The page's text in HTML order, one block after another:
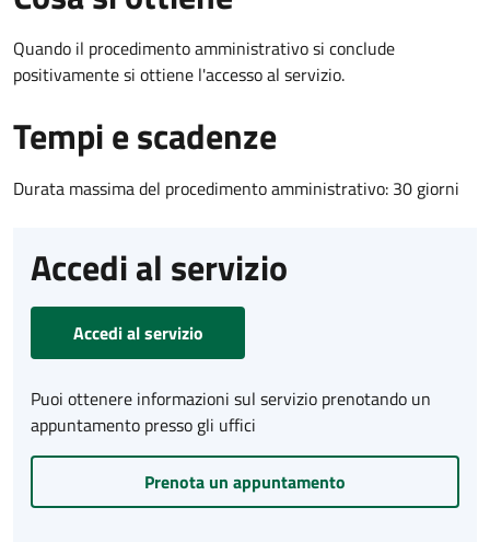
Quando il procedimento amministrativo si conclude
positivamente si ottiene l'accesso al servizio.
Tempi e scadenze
Durata massima del procedimento amministrativo: 30 giorni
Accedi al servizio
Accedi al servizio
Puoi ottenere informazioni sul servizio prenotando un
appuntamento presso gli uffici
Prenota un appuntamento